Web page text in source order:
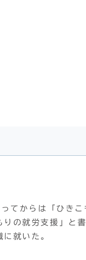
てからは「ひきこ
りの就労支援」と
就いた。